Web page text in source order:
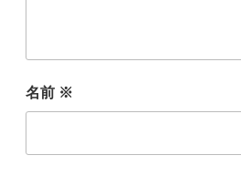
名前 ※